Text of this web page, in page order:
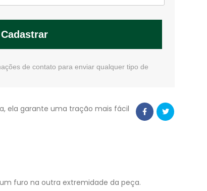
Cadastrar
de contato para enviar qualquer tipo de
ela garante uma tração mais fácil
furo na outra extremidade da peça.